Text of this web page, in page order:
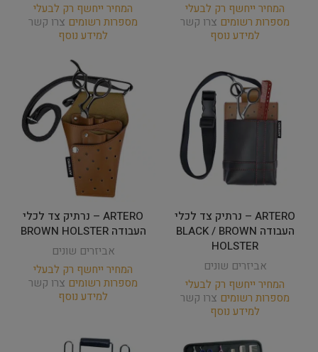
המחיר ייחשף רק לבעלי
מספרות רשומים צרו קשר
למידע נוסף
המחיר ייחשף רק לבעלי
מספרות רשומים צרו קשר
למידע נוסף
ARTERO – נרתיק צד לכלי
העבודה BLACK / BROWN
HOLSTER
אביזרים שונים
המחיר ייחשף רק לבעלי
מספרות רשומים צרו קשר
למידע נוסף
ARTERO – נרתיק צד לכלי
העבודה BROWN HOLSTER
אביזרים שונים
המחיר ייחשף רק לבעלי
מספרות רשומים צרו קשר
למידע נוסף